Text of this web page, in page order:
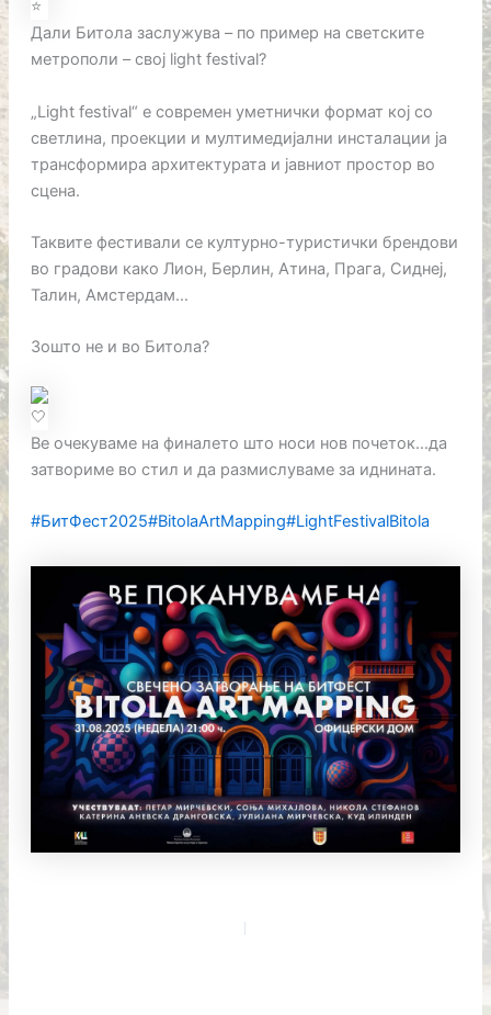
Дали Битола заслужува – по пример на светските
метрополи – свој light festival?
„Light festival“ е современ уметнички формат кој со
светлина, проекции и мултимедијални инсталации ја
трансформира архитектурата и јавниот простор во
сцена.
Таквите фестивали се културно-туристички брендови
во градови како Лион, Берлин, Атина, Прага, Сиднеј,
Талин, Амстердам…
Зошто не и во Битола?
Ве очекуваме на финалето што носи нов почеток…да
затвориме во стил и да размислуваме за иднината.
#БитФест2025#BitolaArtMapping#LightFestivalBitola